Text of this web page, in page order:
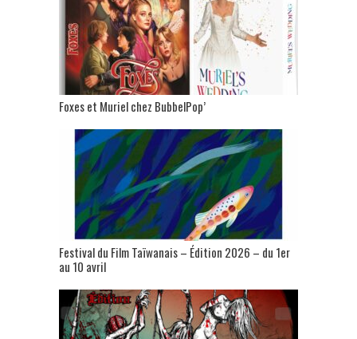
Foxes et Muriel chez BubbelPop’
Festival du Film Taïwanais – Édition 2026 – du 1er
au 10 avril